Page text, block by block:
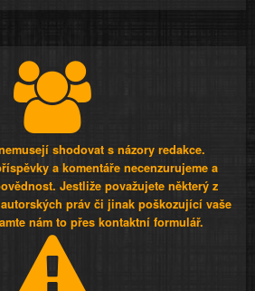
shodovat s názory redakce.
a komentáře necenzurujeme a
Jestliže považujete některý z
práv či jinak poškozující vaše
nám to přes kontaktní formulář.